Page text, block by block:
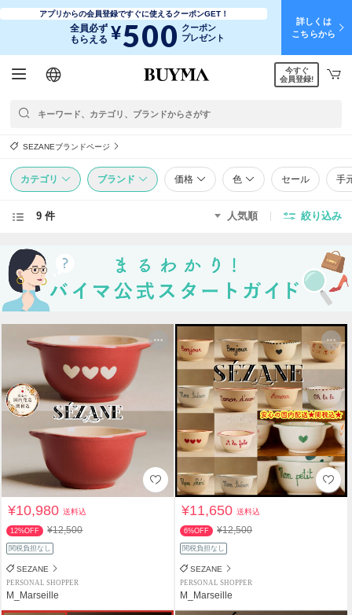
アプリからの会員登録ですぐに使えるクーポンGET！
全員必ず
もらえる ¥500 クーポン
プレゼント
詳しくは
こちらから
日本語
English
简体中文
繁體中文
今すぐ
会員登録!
SEZANEブランドページ
カテゴリ ブランド 価格 色 セール 手
9 件 人気順 絞り込み
¥10,980送料込
12%OFF ¥12,500
関税負担なし
SEZANE
PERSONAL SHOPPER
M_Marseille
¥11,650送料込
6%OFF ¥12,500
関税負担なし
SEZANE
PERSONAL SHOPPER
M_Marseille